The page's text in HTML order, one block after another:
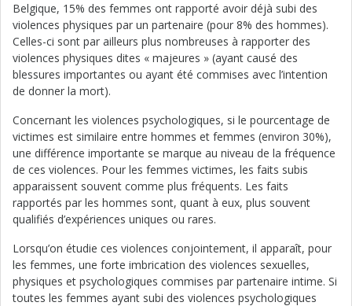
Belgique, 15% des femmes ont rapporté avoir déjà subi des
violences physiques par un partenaire (pour 8% des hommes).
Celles-ci sont par ailleurs plus nombreuses à rapporter des
violences physiques dites « majeures » (ayant causé des
blessures importantes ou ayant été commises avec l’intention
de donner la mort).
Concernant les violences psychologiques, si le pourcentage de
victimes est similaire entre hommes et femmes (environ 30%),
une différence importante se marque au niveau de la fréquence
de ces violences. Pour les femmes victimes, les faits subis
apparaissent souvent comme plus fréquents. Les faits
rapportés par les hommes sont, quant à eux, plus souvent
qualifiés d’expériences uniques ou rares.
Lorsqu’on étudie ces violences conjointement, il apparaît, pour
les femmes, une forte imbrication des violences sexuelles,
physiques et psychologiques commises par partenaire intime. Si
toutes les femmes ayant subi des violences psychologiques